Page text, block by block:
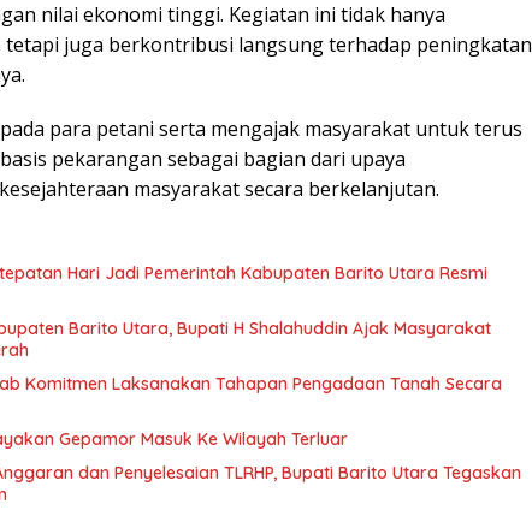
nilai ekonomi tinggi. Kegiatan ini tidak hanya
juga berkontribusi langsung terhadap peningkatan
para petani serta mengajak masyarakat untuk terus
pekarangan sebagai bagian dari upaya
masyarakat secara berkelanjutan.
Hari Jadi Pemerintah Kabupaten Barito Utara Resmi
Barito Utara, Bupati H Shalahuddin Ajak Masyarakat
Komitmen Laksanakan Tahapan Pengadaan Tanah Secara
Gepamor Masuk Ke Wilayah Terluar
dan Penyelesaian TLRHP, Bupati Barito Utara Tegaskan